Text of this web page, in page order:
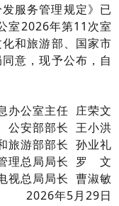
服务管理规定》已
室2026年第11次室
和旅游部、国家市
意，现予公布，自
办公室主任 庄荣文
公安部部长 王小洪
旅游部部长 孙业礼
理总局局长 罗 文
视总局局长 曹淑敏
2026年5月29日